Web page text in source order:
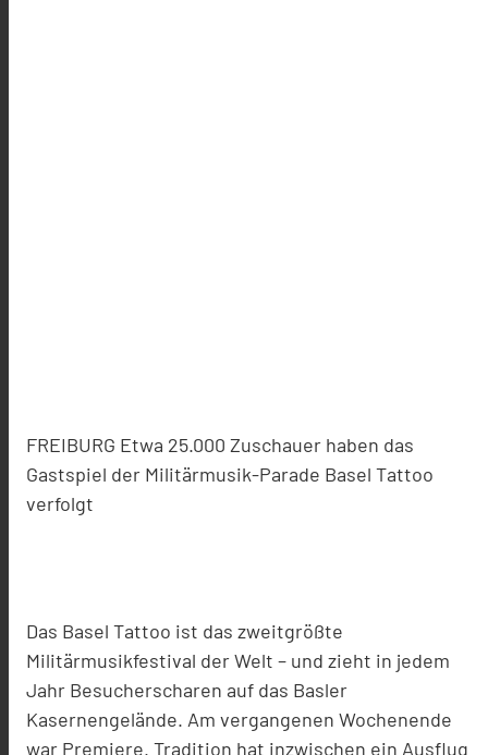
FREIBURG Etwa 25.000 Zuschauer haben das
Gastspiel der Militärmusik-Parade Basel Tattoo
verfolgt
Das Basel Tattoo ist das zweitgrößte
Militärmusikfestival der Welt – und zieht in jedem
Jahr Besucherscharen auf das Basler
Kasernengelände. Am vergangenen Wochenende
war Premiere. Tradition hat inzwischen ein Ausflug